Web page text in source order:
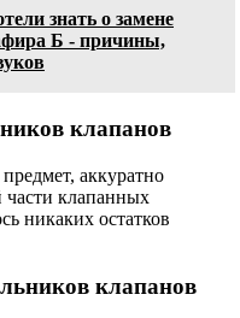
знать о замене
Б - причины,
клапанов
аккуратно
части клапанных
никаких остатков
клапанов